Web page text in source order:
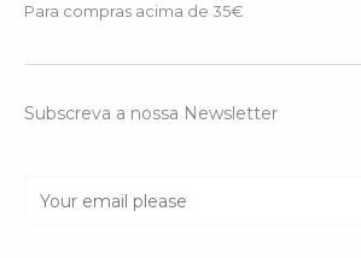
Para compras acima de 35€
Subscreva a nossa Newsletter